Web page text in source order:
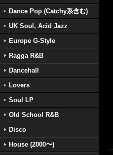
Dance Pop (Catchy系含む)
UK Soul, Acid Jazz
Europe G-Style
Ragga R&B
Dancehall
Lovers
Soul LP
Old School R&B
Disco
House (2000〜)